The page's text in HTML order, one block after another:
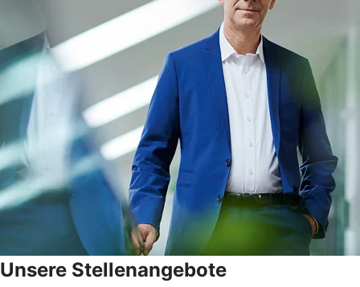
Unsere Stellenangebote